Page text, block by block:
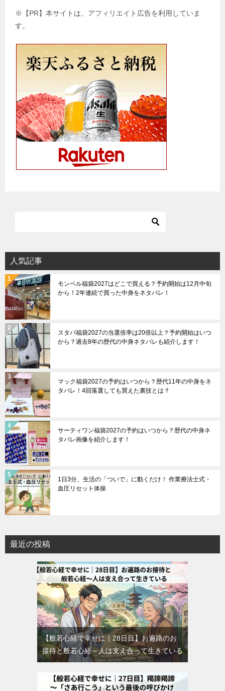
※【PR】本サイトは、アフィリエイト広告を利用していま
す。
人気記事
モンベル福袋2027はどこで買える？予約開始は12月中旬
から！2年連続で買った中身をネタバレ！
スタバ福袋2027の当選倍率は20倍以上？予約開始はいつ
から？過去8年の歴代の中身ネタバレも紹介します！
マック福袋2027の予約はいつから？歴代11年の中身をネ
タバレ！4回落選しても買えた裏技とは？
サーティワン福袋2027の予約はいつから？歴代の中身ネ
タバレ画像を紹介します！
1日3分、生活の「ついで」に動くだけ！ 作業療法士式・
血圧リセット体操
最近の投稿
【般若心経で幸せに｜28日目】お遍路のお
接待と般若心経～人は支え合って生きている